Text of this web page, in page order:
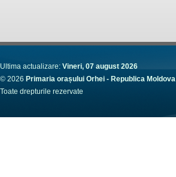
Ultima actualizare: Vineri, 07 august 2026
© 2026 Primaria orașului Orhei - Republica Moldova
Toate drepturile rezervate